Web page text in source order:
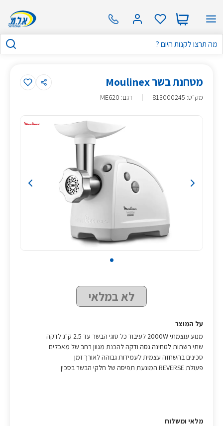
מטחנת בשר Moulinex
מק״ט:
813000245 דגם: ME620
לא במלאי
על המוצר
מנוע עוצמתי 2000W לעיבוד כל סוגי הבשר עד 2.5 ק"ג לדקה
שתי רשתות לטחינה גסה ודקה להכנת מגוון רחב של מאכלים
סכינים בהשחזה עצמית לעמידות גבוהה לאורך זמן
פעולת REVERSE המונעת תפיסה של חלקי הבשר בסכין
מלאי ומשלוח